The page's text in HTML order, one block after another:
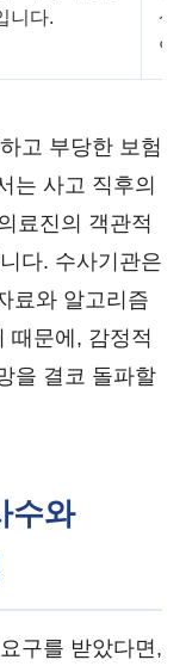
니다.
상
입
고 부당한 보험
는 사고 직후의
료진의 객관적
다. 수사기관은
료와 알고리즘
때문에, 감정적
을 결코 돌파할
수와
구를 받았다면,